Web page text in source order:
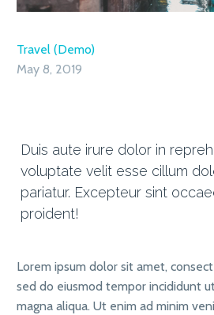
Travel (Demo)
May 8, 2019
Duis aute irure dolor in
voluptate velit esse cillum
pariatur. Excepteur sint
proident!
Lorem ipsum dolor sit amet,
sed do eiusmod tempor incididunt
magna aliqua. Ut enim ad minim